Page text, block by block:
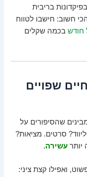
בריבית
חשוב: חישבו לטווח
חודש בכמה שקלים
שפויים
שהסיפורים על
סרטים. מציאות?
יותרעשירה.
ואפילו קצת ציני: